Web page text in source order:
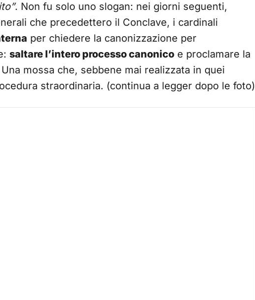
. Non fu solo uno slogan: nei giorni seguenti,
che precedettero il Conclave, i cardinali
per chiedere la canonizzazione per
saltare l’intero processo canonico e proclamare la
mossa che, sebbene mai realizzata in quei
straordinaria. (continua a legger dopo le foto)